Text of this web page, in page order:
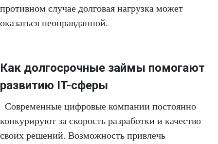
противном случае долговая нагрузка может
оказаться неоправданной.
Как долгосрочные займы помогают
развитию IT-сферы
Современные цифровые компании постоянно
конкурируют за скорость разработки и качество
своих решений. Возможность привлечь